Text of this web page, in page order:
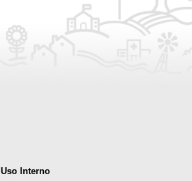
Uso Interno